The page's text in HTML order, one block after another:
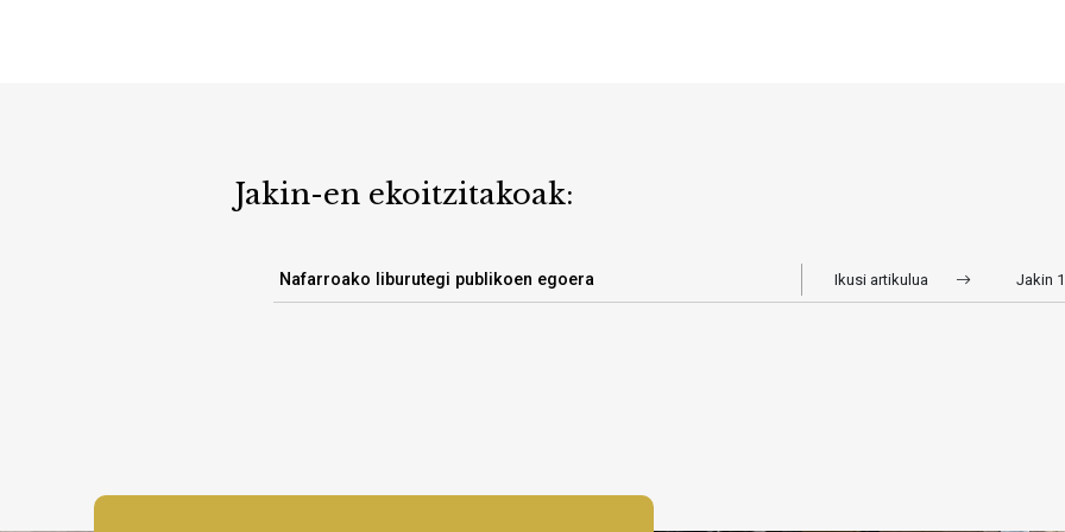
Jakin-en ekoitzitakoak:
Nafarroako liburutegi publikoen egoera Ikusi artikulua Jakin